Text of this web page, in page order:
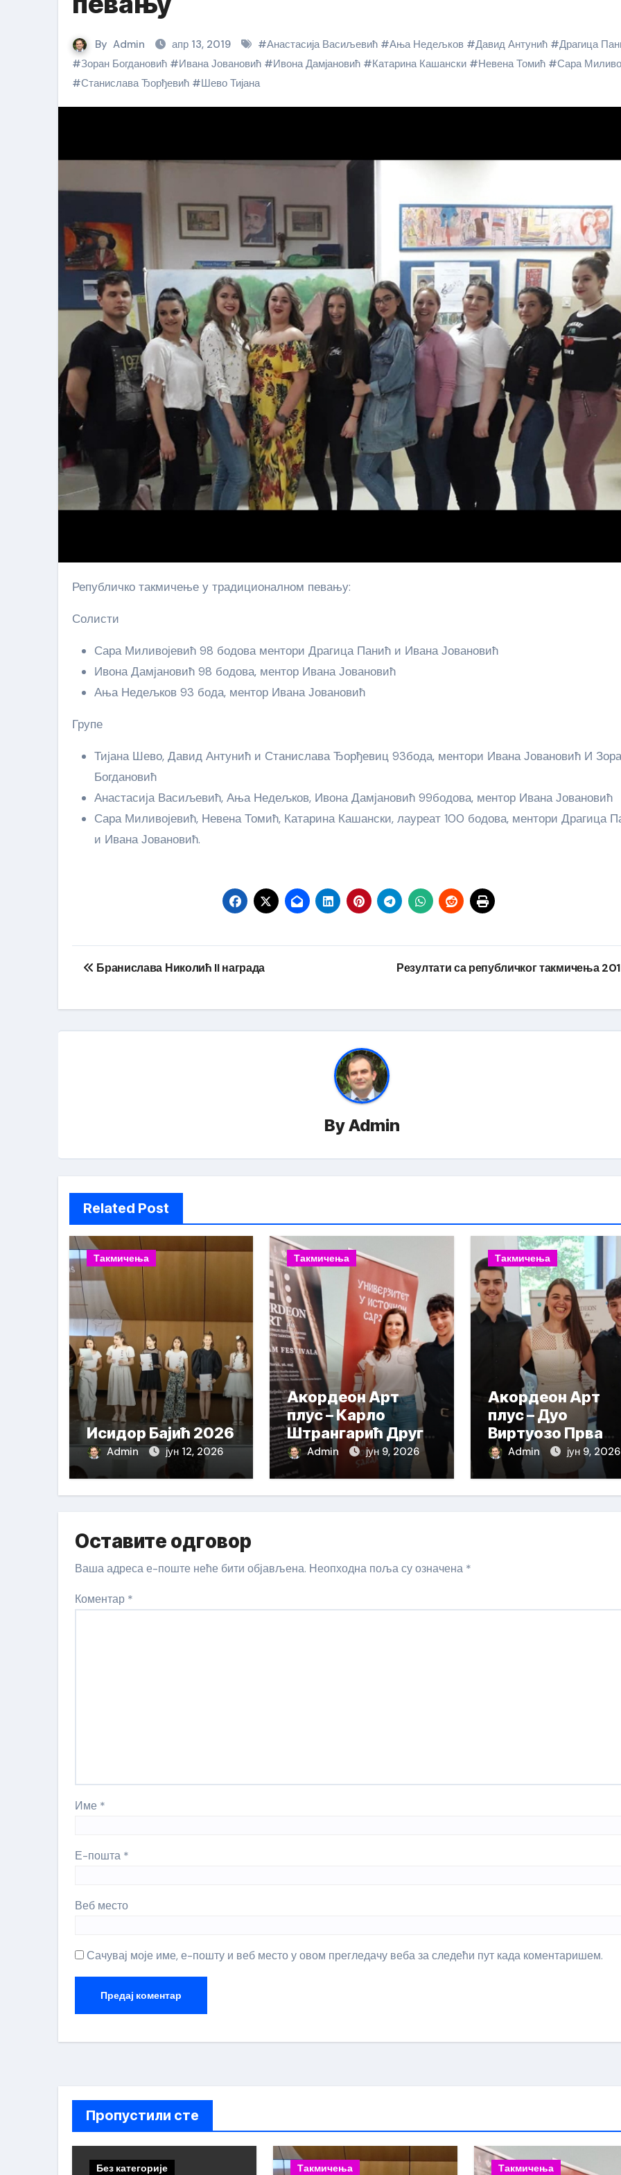
By Admin апр 13, 2019 #Анастасија Васиљевић #Ања Недељков #Давид Антунић #Драгица
#Зоран Богдановић #Ивана Јовановић #Ивона Дамјановић #Катарина Кашански #Невена Томић #Сара
#Станислава Ђорђевић #Шево Тијана
Републичко такмичење у традиционалном певању:
Солисти
Сара Миливојевић 98 бодова ментори Драгица Панић и Ивана Јовановић
Ивона Дамјановић 98 бодова, ментор Ивана Јовановић
Ања Недељков 93 бода, ментор Ивана Јовановић
Групе
Тијана Шево, Давид Антунић и Станислава Ђорђевиц 93бода, ментори Ивана Јовановић И
Богдановић
Анастасија Васиљевић, Ања Недељков, Ивона Дамјановић 99бодова, ментор Ивана Јовановић
Сара Миливојевић, Невена Томић, Катарина Кашански, лауреат 100 бодова, ментори Драгица
и Ивана Јовановић.
Кретање
Бранислава Николић II награда Резултати са републичког такмичења
ByAdmin
Related Post
Такмичења
Исидор Бајић 2026
Admin јун 12, 2026
Такмичења
Акордеон Арт
плус – Карло
Штрангарић Друга
Награда
Admin јун 9, 2026
Такмичења
Акордеон Арт
плус – Дуо
Виртуозо Прва
награда
Admin јун 9, 2026
Оставите одговор
Ваша адреса е-поште неће бити објављена. Неопходна поља су означена *
Коментар *
Име *
Е-пошта *
Веб место
Сачувај моје име, е-пошту и веб место у овом прегледачу веба за следећи пут када коментаришем.
Пропустили сте
Без категорије Такмичења Такмичења